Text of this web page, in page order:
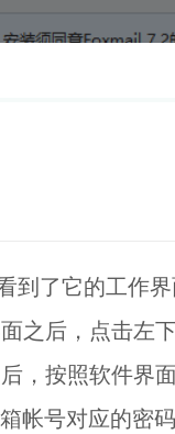
到了它的工作
之后，点击左
，按照软件界
帐号对应的密